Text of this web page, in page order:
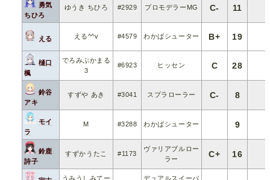
勇気
ちひろ
ゆうき ちひろ #2929 プロモデラーMG C- 11
える える^^v #4579 わかばシューター B+ 19
樋口
楓
でろみぶかまる
3
#6923 ヒッセン C 28
鈴谷
アキ
すずや あき #3041 スプラローラー C- 8
モイ
ラ
M #3288 わかばシューター 9
鈴鹿
詩子
すずかうたこ #1173
ヴァリアブルロー
ラー
C+ 16
うみうしみてー
デュアルスイーパ